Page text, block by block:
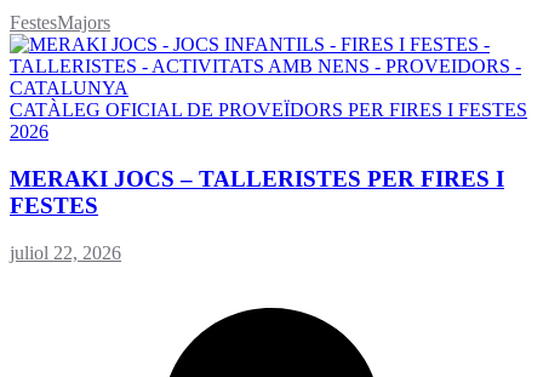
FestesMajors
CATÀLEG OFICIAL DE PROVEÏDORS PER FIRES I FESTES
2026
MERAKI JOCS – TALLERISTES PER FIRES I
FESTES
juliol 22, 2026